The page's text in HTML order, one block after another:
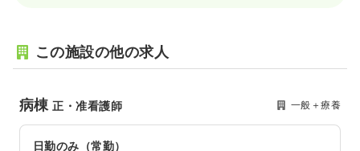
この施設の他の求人
病棟正・准看護師 一般＋療養
日勤のみ（常勤）